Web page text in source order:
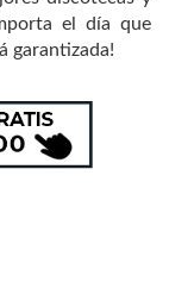
el día que
garantizada!